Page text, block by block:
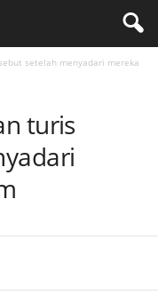
setelah menyadari mereka
turis